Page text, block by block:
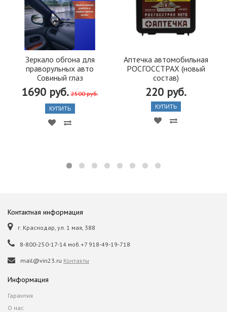
Зеркало обгона для
праворульных авто
Совиный глаз
1690 руб. 2500 руб.
КУПИТЬ
Аптечка автомобильная
РОСГОССТРАХ (новый
состав)
220 руб.
КУПИТЬ
Контактная информация
г. Краснодар, ул. 1 мая, 388
8-800-250-17-14 моб.+7 918-49-19-718
mail@vin23.ru Контакты
Информация
Гарантия
О нас